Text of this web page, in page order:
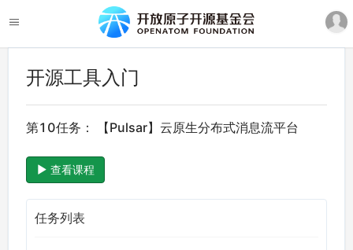
开源工具入门
第10任务： 【Pulsar】云原生分布式消息流平台
查看课程
任务列表